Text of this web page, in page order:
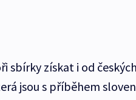
získat i od
jsou s příběhem